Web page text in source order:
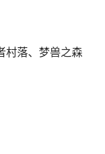
村落、梦兽之森